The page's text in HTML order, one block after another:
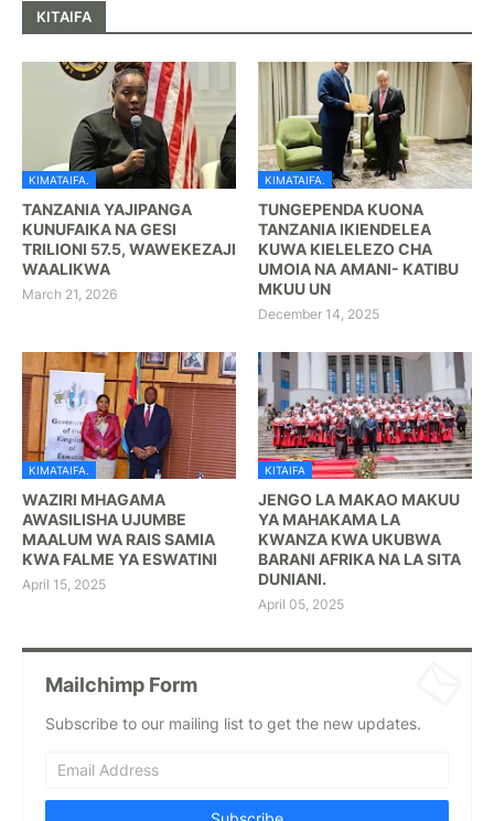
KITAIFA
KIMATAIFA.
TANZANIA YAJIPANGA
KUNUFAIKA NA GESI
TRILIONI 57.5, WAWEKEZAJI
WAALIKWA
March 21, 2026
KIMATAIFA.
TUNGEPENDA KUONA
TANZANIA IKIENDELEA
KUWA KIELELEZO CHA
UMOIA NA AMANI- KATIBU
MKUU UN
December 14, 2025
KIMATAIFA.
WAZIRI MHAGAMA
AWASILISHA UJUMBE
MAALUM WA RAIS SAMIA
KWA FALME YA ESWATINI
April 15, 2025
KITAIFA
JENGO LA MAKAO MAKUU
YA MAHAKAMA LA
KWANZA KWA UKUBWA
BARANI AFRIKA NA LA SITA
DUNIANI.
April 05, 2025
Mailchimp Form
Subscribe to our mailing list to get the new updates.